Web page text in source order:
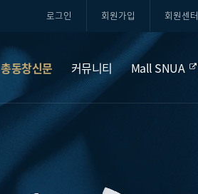
로그인 회원가입 회원센터
총동창신문 커뮤니티 Mall SNUA